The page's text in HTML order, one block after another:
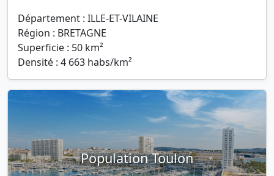
Département : ILLE-ET-VILAINE
Région : BRETAGNE
Superficie : 50 km²
Densité : 4 663 habs/km²
Population Toulon